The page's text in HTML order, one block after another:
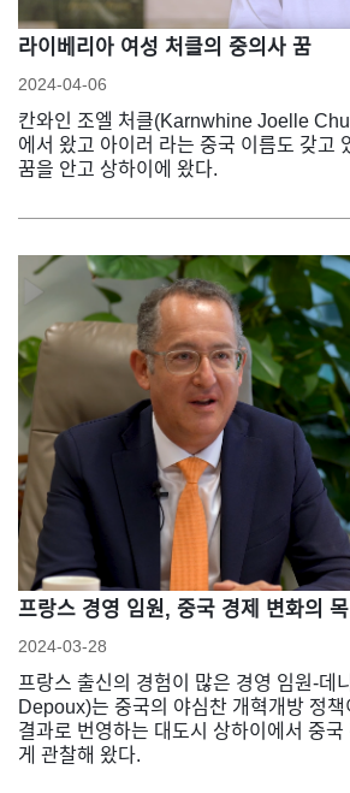
라이베리아 여성 처클의 중의사 꿈
2024-04-06
칸와인 조엘 처클(Karnwhine Joelle
에서 왔고 아이러 라는 중국 이름도 갖고
꿈을 안고 상하이에 왔다.
프랑스 경영 임원, 중국 경제 변화의
2024-03-28
프랑스 출신의 경험이 많은 경영 임원-데
Depoux)는 중국의 야심찬 개혁개방 정책
결과로 번영하는 대도시 상하이에서 중
게 관찰해 왔다.